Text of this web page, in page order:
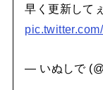
早く更新して
— いぬしで